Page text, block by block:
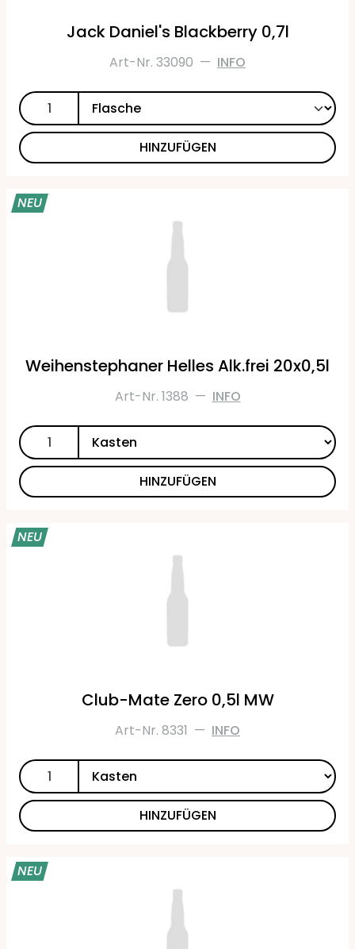
Jack Daniel's Blackberry 0,7l
Art-Nr. 33090 — INFO
HINZUFÜGEN
NEU
Weihenstephaner Helles Alk.frei 20x0,5l
Art-Nr. 1388 — INFO
HINZUFÜGEN
NEU
Club-Mate Zero 0,5l MW
Art-Nr. 8331 — INFO
HINZUFÜGEN
NEU